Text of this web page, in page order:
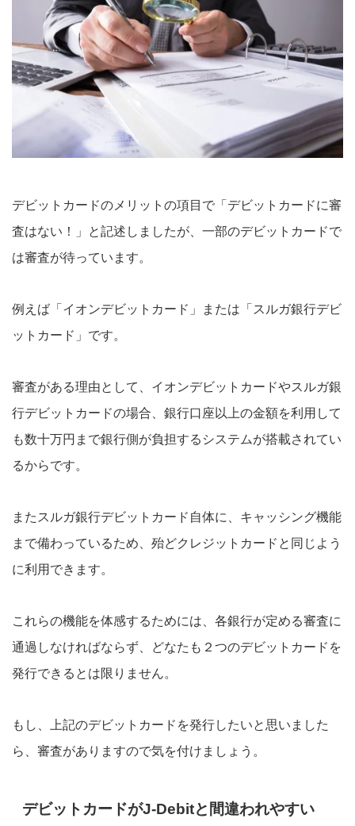
デビットカードのメリットの項目で「デビットカードに審
査はない！」と記述しましたが、一部のデビットカードで
は審査が待っています。
例えば「イオンデビットカード」または「スルガ銀行デビ
ットカード」です。
審査がある理由として、イオンデビットカードやスルガ銀
行デビットカードの場合、銀行口座以上の金額を利用して
も数十万円まで銀行側が負担するシステムが搭載されてい
るからです。
またスルガ銀行デビットカード自体に、キャッシング機能
まで備わっているため、殆どクレジットカードと同じよう
に利用できます。
これらの機能を体感するためには、各銀行が定める審査に
通過しなければならず、どなたも２つのデビットカードを
発行できるとは限りません。
もし、上記のデビットカードを発行したいと思いました
ら、審査がありますので気を付けましょう。
デビットカードがJ-Debitと間違われやすい